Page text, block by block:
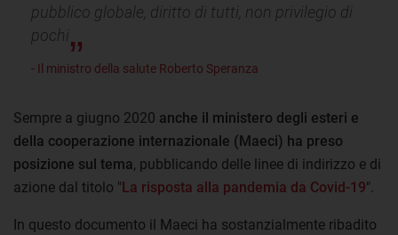
pubblico globale, diritto di tutti, non privilegio di
pochi
- Il ministro della salute Roberto Speranza
Sempre a giugno 2020 anche il ministero degli esteri e
della cooperazione internazionale (Maeci) ha preso
posizione sul tema, pubblicando delle linee di indirizzo e di
azione dal titolo " La risposta alla pandemia da Covid-19".
In questo documento il Maeci ha sostanzialmente ribadito